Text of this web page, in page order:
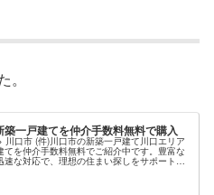
築一戸建てを仲介手数料無料で購入
川口市 (件)川口市の新築一戸建て川口エリア
てを仲介手数料無料でご紹介中です。豊富な
速な対応で、理想の住まい探しをサポートし